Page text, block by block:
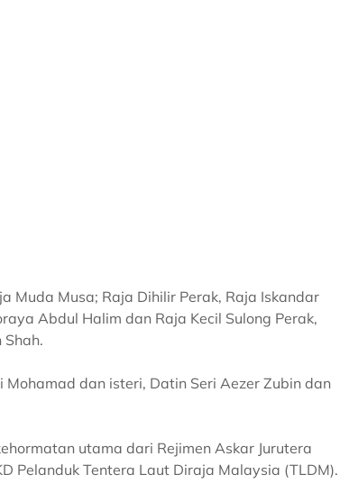
Muda Musa; Raja Dihilir Perak, Raja Iskandar
Abdul Halim dan Raja Kecil Sulong Perak,
dan isteri, Datin Seri Aezer Zubin dan
utama dari Rejimen Askar Jurutera
Pelanduk Tentera Laut Diraja Malaysia (TLDM).